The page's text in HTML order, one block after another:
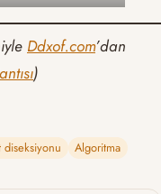
Ddxof.com’dan
)
diseksiyonu
Algoritma